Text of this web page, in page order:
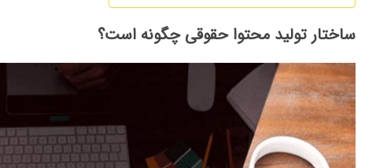
ساختار تولید محتوا حقوقی چگونه است؟